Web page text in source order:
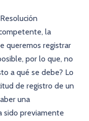
la
queremos registrar
por lo que, no
a qué se debe? Lo
de registro de un
una
sido previamente